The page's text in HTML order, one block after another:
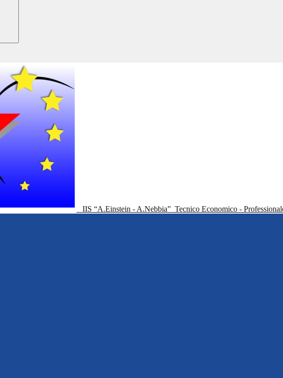
IIS “A.Einstein - A.Nebbia” Tecnico Economico -